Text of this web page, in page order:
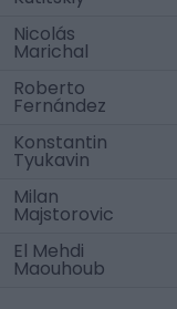
Nicolás
Marichal
Roberto
Fernández
Konstantin
Tyukavin
Milan
Majstorovic
El Mehdi
Maouhoub